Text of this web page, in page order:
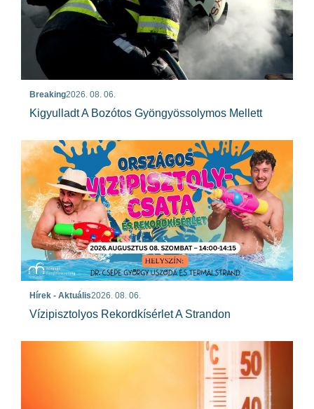
Breaking2026. 08. 06.
Kigyulladt A Bozótos Gyöngyössolymos Mellett
Hírek - Aktuális2026. 08. 06.
Vízipisztolyos Rekordkísérlet A Strandon